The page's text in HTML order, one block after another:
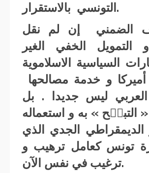
التونسي بالاستقرار.
الضمني إن لم نقل
التمويل الخفي الغير
السياسية الاسلاموية
و خدمة مصالحها
ليس جديدا . بل
« التبجۜح » به و استعماله
الديمقراطي الجدي الذي
تونس كعامل ترهيب و
ترغيب في نفس الآن.